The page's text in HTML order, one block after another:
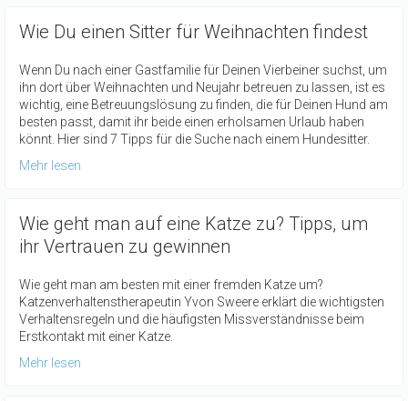
Wie Du einen Sitter für Weihnachten findest
Wenn Du nach einer Gastfamilie für Deinen Vierbeiner suchst, um
ihn dort über Weihnachten und Neujahr betreuen zu lassen, ist es
wichtig, eine Betreuungslösung zu finden, die für Deinen Hund am
besten passt, damit ihr beide einen erholsamen Urlaub haben
könnt. Hier sind 7 Tipps für die Suche nach einem Hundesitter.
Mehr lesen
Wie geht man auf eine Katze zu? Tipps, um
ihr Vertrauen zu gewinnen
Wie geht man am besten mit einer fremden Katze um?
Katzenverhaltenstherapeutin Yvon Sweere erklärt die wichtigsten
Verhaltensregeln und die häufigsten Missverständnisse beim
Erstkontakt mit einer Katze.
Mehr lesen